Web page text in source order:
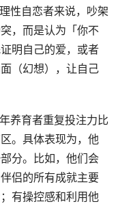
性自恋者来说，吵架
，而是认为「你不
明自己的爱，或者
（幻想），让自己
养育者重复投注力比
。具体表现为，他
分。比如，他们会
侣的所有成就主要
有操控感和利用他